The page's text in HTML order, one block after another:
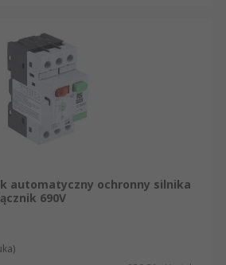
automatyczny ochronny silnika
690V